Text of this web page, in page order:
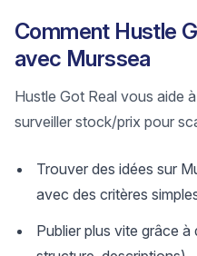
Comment Hustle
avec Murssea
Hustle Got Real vous aide
surveiller stock/prix pour
Trouver des idées sur
avec des critères
Publier plus vite grâce